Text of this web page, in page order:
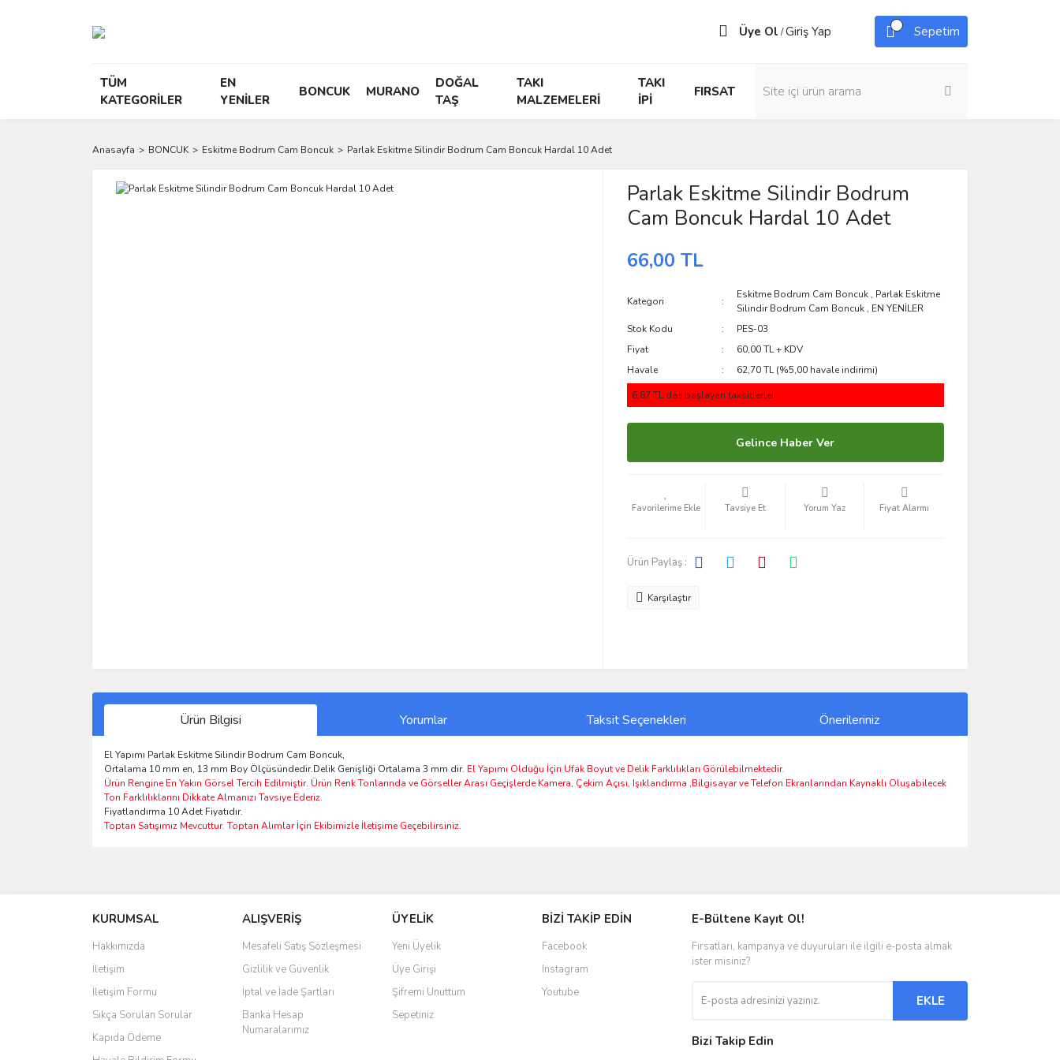
Üye Ol /Giriş Yap Sepetim
TÜM
KATEGORİLER
EN
YENİLER
BONCUK MURANO
DOĞAL
TAŞ
TAKI
MALZEMELERİ
TAKI
İPİ
FIRSAT
Anasayfa BONCUK Eskitme Bodrum Cam Boncuk Parlak Eskitme Silindir Bodrum Cam Boncuk Hardal 10 Adet
Parlak Eskitme Silindir Bodrum
Cam Boncuk Hardal 10 Adet
66,00 TL
Kategori
Eskitme Bodrum Cam Boncuk , Parlak Eskitme
Silindir Bodrum Cam Boncuk , EN YENİLER
Stok Kodu
PES-03
Fiyat
60,00 TL + KDV
Havale
62,70 TL (%5,00 havale indirimi)
6,87 TL den başlayan taksitlerle!
Gelince Haber Ver
Tavsiye Et Yorum Yaz Fiyat Alarmı
Ürün Paylaş :
Karşılaştır
Ürün Bilgisi Yorumlar Taksit Seçenekleri Önerileriniz
El Yapımı Parlak Eskitme Silindir Bodrum Cam Boncuk,
Ortalama 10 mm en, 13 mm Boy Ölçüsündedir.Delik Genişliği Ortalama 3 mm dir. El Yapımı Olduğu İçin Ufak Boyut ve Delik Farklılıkları Görülebilmektedir.
Ürün Rengine En Yakın Görsel Tercih Edilmiştir. Ürün Renk Tonlarında ve Görseller Arası Geçişlerde Kamera, Çekim Açısı, Işıklandırma ,Bilgisayar ve Telefon Ekranlarından Kaynaklı Oluşabilecek
Ton Farklılıklarını Dikkate Almanızı Tavsiye Ederiz.
Fiyatlandırma 10 Adet Fiyatıdır.
Toptan Satışımız Mevcuttur. Toptan Alımlar İçin Ekibimizle İletişime Geçebilirsiniz.
Ürün resmi kalitesiz, bozuk veya görüntülenemiyor.
Ürün açıklamasında eksik bilgiler bulunuyor.
Ürün bilgilerinde hatalar bulunuyor.
Ürün fiyatı diğer sitelerden daha pahalı.
Bu ürüne benzer farklı alternatifler olmalı.
KURUMSAL
Hakkımızda
İletişim
İletişim Formu
Sıkça Sorulan Sorular
Kapıda Ödeme
ALIŞVERİŞ
Mesafeli Satış Sözleşmesi
Gizlilik ve Güvenlik
İptal ve İade Şartları
Banka Hesap
Numaralarımız
ÜYELİK
Yeni Üyelik
Üye Girişi
Şifremi Unuttum
Sepetiniz
BİZİ TAKİP EDİN
Facebook
Instagram
Youtube
E-Bültene Kayıt Ol!
Fırsatları, kampanya ve duyuruları ile ilgili e-posta almak
ister misiniz?
EKLE
Bizi Takip Edin